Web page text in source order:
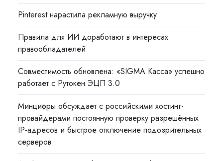
Pinterest нарастила рекламную выручку
Правила для ИИ доработают в интересах
правообладателей
Совместимость обновлена: «SIGMA Касса» успешно
работает с Рутокен ЭЦП 3.0
Минцифры обсуждает с российскими хостинг-
провайдерами постоянную проверку разрешённых
IP-адресов и быстрое отключение подозрительных
серверов